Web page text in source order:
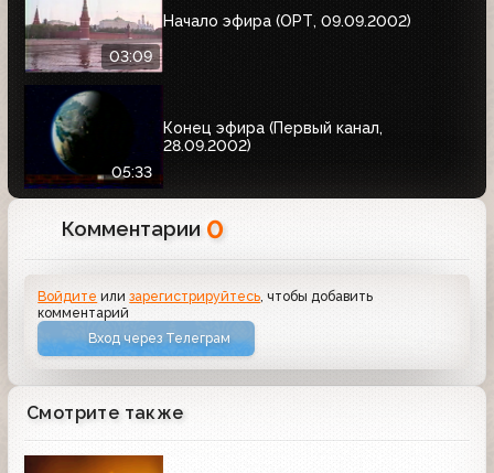
03:09
Начало эфира (ОРТ, 09.09.2002)
05:33
Конец эфира (Первый канал,
28.09.2002)
Комментарии 0
Войдите илизарегистрируйтесь , чтобы добавить
комментарий
Вход через Телеграм
Смотрите также